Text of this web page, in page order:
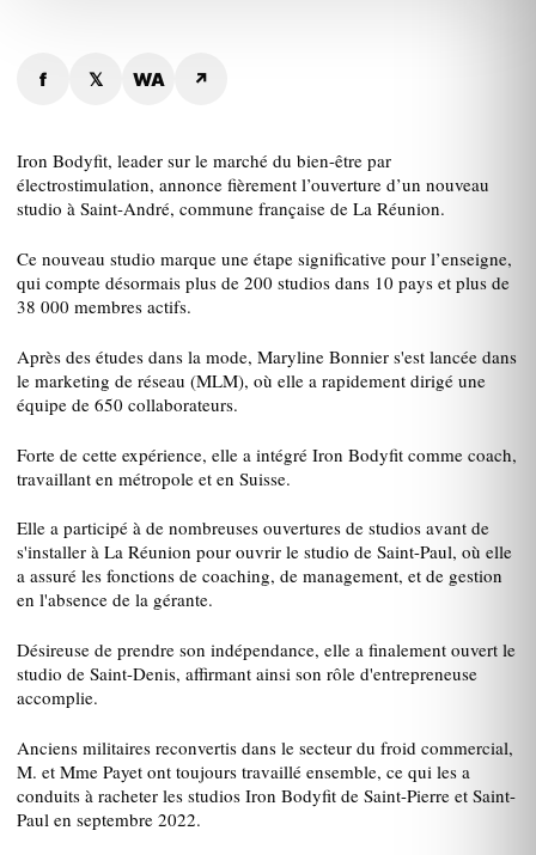
f 𝕏 WA ↗
Iron Bodyfit, leader sur le marché du bien-être par
électrostimulation, annonce fièrement l’ouverture d’un nouveau
studio à Saint-André, commune française de La Réunion.
Ce nouveau studio marque une étape significative pour l’enseigne,
qui compte désormais plus de 200 studios dans 10 pays et plus de
38 000 membres actifs.
Après des études dans la mode, Maryline Bonnier s'est lancée dans
le marketing de réseau (MLM), où elle a rapidement dirigé une
équipe de 650 collaborateurs.
Forte de cette expérience, elle a intégré Iron Bodyfit comme coach,
travaillant en métropole et en Suisse.
Elle a participé à de nombreuses ouvertures de studios avant de
s'installer à La Réunion pour ouvrir le studio de Saint-Paul, où elle
a assuré les fonctions de coaching, de management, et de gestion
en l'absence de la gérante.
Désireuse de prendre son indépendance, elle a finalement ouvert le
studio de Saint-Denis, affirmant ainsi son rôle d'entrepreneuse
accomplie.
Anciens militaires reconvertis dans le secteur du froid commercial,
M. et Mme Payet ont toujours travaillé ensemble, ce qui les a
conduits à racheter les studios Iron Bodyfit de Saint-Pierre et Saint-
Paul en septembre 2022.